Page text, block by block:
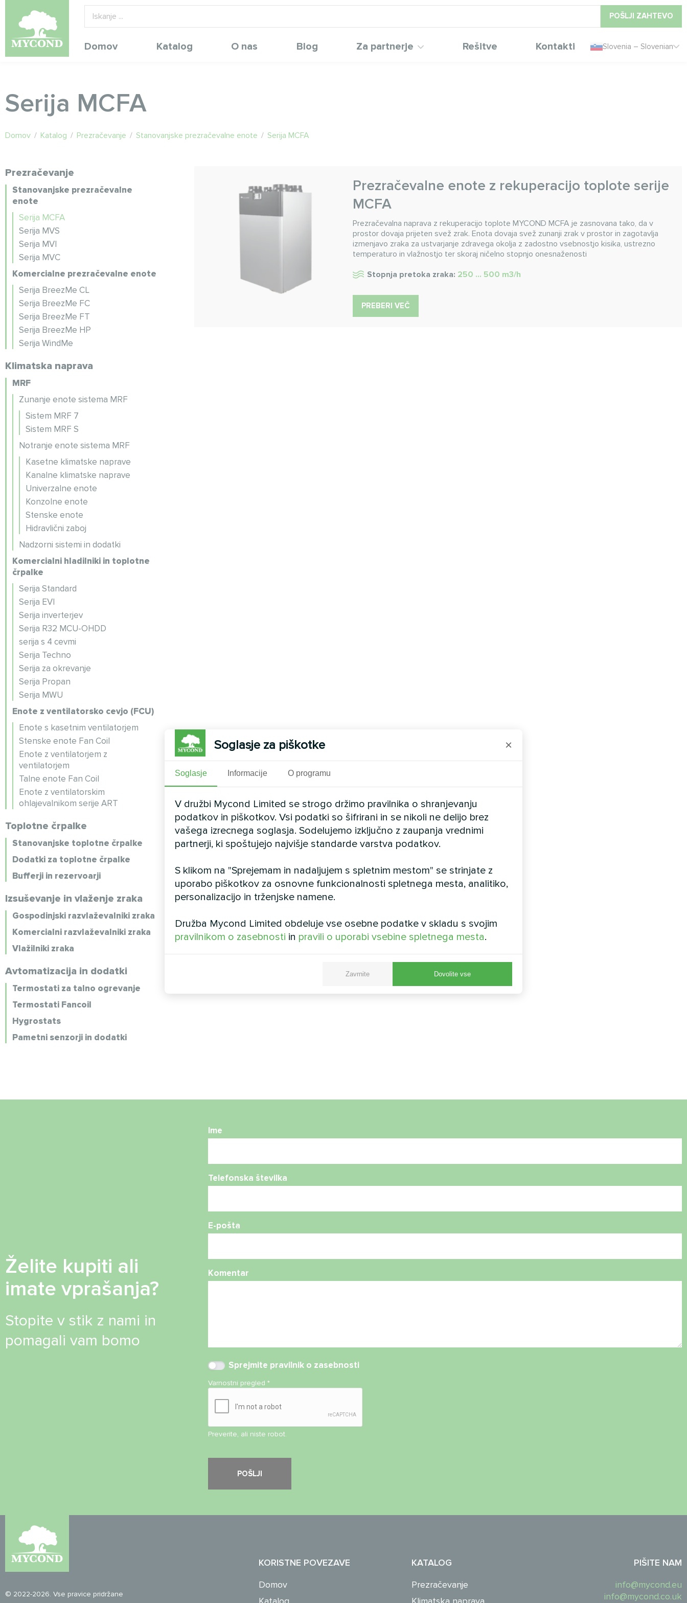
POŠLJI ZAHTEVO
Domov Katalog O nas Blog Za partnerje Rešitve Kontakti Slovenia – Slovenian
Serija MCFA
Domov / Katalog / Prezračevanje / Stanovanjske prezračevalne enote / Serija MCFA
Prezračevanje
Stanovanjske prezračevalne
enote
Serija MCFA
Serija MVS
Serija MVI
Serija MVC
Komercialne prezračevalne enote
Serija BreezMe CL
Serija BreezMe FC
Serija BreezMe FT
Serija BreezMe HP
Serija WindMe
Klimatska naprava
MRF
Zunanje enote sistema MRF
Sistem MRF 7
Sistem MRF S
Notranje enote sistema MRF
Kasetne klimatske naprave
Kanalne klimatske naprave
Univerzalne enote
Konzolne enote
Stenske enote
Hidravlični zaboj
Nadzorni sistemi in dodatki
Komercialni hladilniki in toplotne
črpalke
Serija Standard
Serija EVI
Serija inverterjev
Serija R32 MCU-OHDD
serija s 4 cevmi
Serija Techno
Serija za okrevanje
Serija Propan
Serija MWU
Enote z ventilatorsko cevjo (FCU)
Enote s kasetnim ventilatorjem
Stenske enote Fan Coil
Enote z ventilatorjem z
ventilatorjem
Talne enote Fan Coil
Enote z ventilatorskim
ohlajevalnikom serije ART
Toplotne črpalke
Stanovanjske toplotne črpalke
Dodatki za toplotne črpalke
Bufferji in rezervoarji
Izsuševanje in vlaženje zraka
Gospodinjski razvlaževalniki zraka
Komercialni razvlaževalniki zraka
Vlažilniki zraka
Avtomatizacija in dodatki
Termostati za talno ogrevanje
Termostati Fancoil
Hygrostats
Pametni senzorji in dodatki
Prezračevalne enote z rekuperacijo toplote serije
MCFA
Prezračevalna naprava z rekuperacijo toplote MYCOND MCFA je zasnovana tako, da v
prostor dovaja prijeten svež zrak. Enota dovaja svež zunanji zrak v prostor in zagotavlja
izmenjavo zraka za ustvarjanje zdravega okolja z zadostno vsebnostjo kisika, ustrezno
temperaturo in vlažnostjo ter skoraj ničelno stopnjo onesnaženosti
Stopnja pretoka zraka: 250 ... 500 m3/h
PREBERI VEČ
Želite kupiti ali
imate vprašanja?
Stopite v stik z nami in
pomagali vam bomo
Ime
Telefonska številka
E-pošta
Komentar
Sprejmite pravilnik o zasebnosti
Varnostni pregled*
Preverite, ali niste robot.
© 2022-2026. Vse pravice pridržane
KORISTNE POVEZAVE
Domov
KATALOG
Prezračevanje
PIŠITE NAM
info@mycond.eu
info@mycond.co.uk
Soglasje za piškotke ×
Soglasje Informacije O programu
V družbi Mycond Limited se strogo držimo pravilnika o shranjevanju
podatkov in piškotkov. Vsi podatki so šifrirani in se nikoli ne delijo brez
vašega izrecnega soglasja. Sodelujemo izključno z zaupanja vrednimi
partnerji, ki spoštujejo najvišje standarde varstva podatkov.
S klikom na "Sprejemam in nadaljujem s spletnim mestom" se strinjate z
uporabo piškotkov za osnovne funkcionalnosti spletnega mesta, analitiko,
personalizacijo in trženjske namene.
Družba Mycond Limited obdeluje vse osebne podatke v skladu s svojim
pravilnikom o zasebnosti in pravili o uporabi vsebine spletnega mesta.
Zavrnite Dovolite vse